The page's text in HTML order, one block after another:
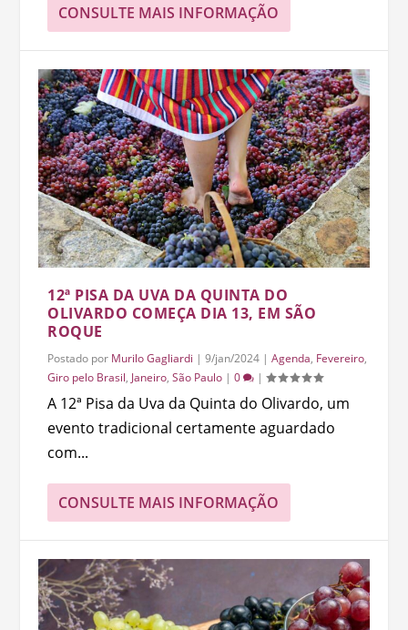
CONSULTE MAIS INFORMAÇÃO
12ª PISA DA UVA DA QUINTA DO
OLIVARDO COMEÇA DIA 13, EM SÃO
ROQUE
Postado por Murilo Gagliardi |9/jan/2024 |Agenda, Fevereiro,
Giro pelo Brasil, Janeiro,São Paulo |0 |
A 12ª Pisa da Uva da Quinta do Olivardo, um
evento tradicional certamente aguardado
com...
CONSULTE MAIS INFORMAÇÃO